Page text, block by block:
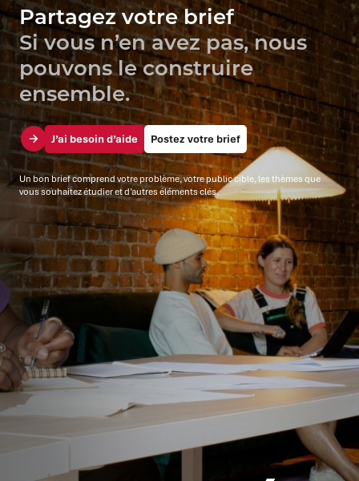
Partagez votre brief
Si vous n’en avez pas, nous
pouvons le construire
ensemble.
J’ai besoin d’aide Postez votre brief
Un bon brief comprend votre problème, votre public cible, les thèmes que
vous souhaitez étudier et d’autres éléments clés.